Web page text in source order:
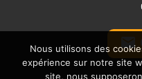
FRITEUSE 600
FRITEUSE 650
email
Nous utilisons des
expérience sur notre site
site, nous